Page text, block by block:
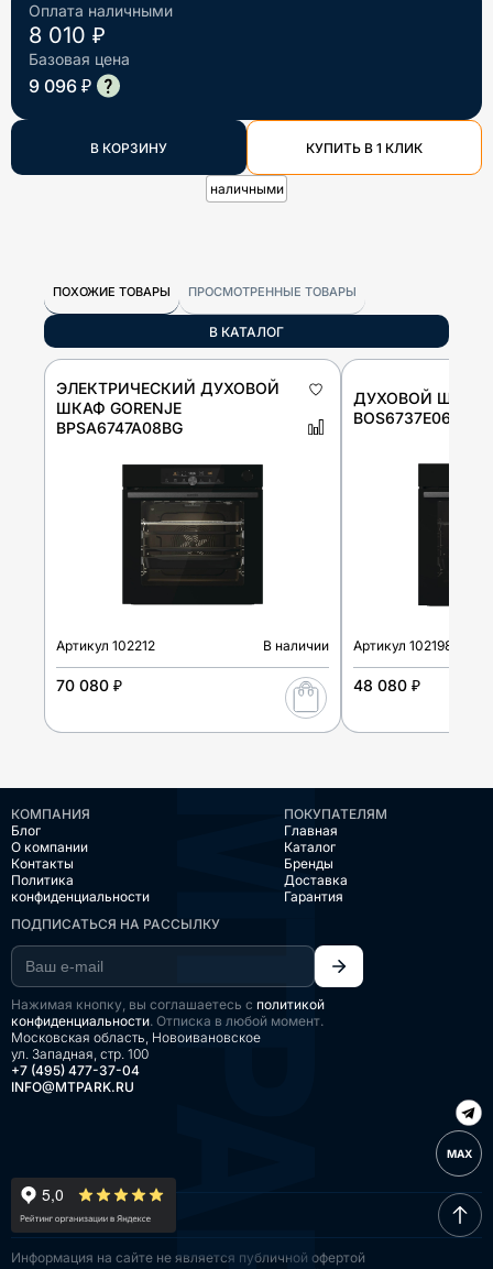
Оплата наличными
8 010 ₽
Базовая цена
9 096 ₽
В КОРЗИНУ КУПИТЬ В 1 КЛИК
наличными
ПОХОЖИЕ ТОВАРЫ ПРОСМОТРЕННЫЕ ТОВАРЫ
В КАТАЛОГ
ЭЛЕКТРИЧЕСКИЙ ДУХОВОЙ
ШКАФ GORENJE
BPSA6747A08BG
Артикул 102212 В наличии
70 080 ₽
ДУХОВОЙ ШКАФ
BOS6737E06FBG
Артикул 102198
48 080 ₽
КОМПАНИЯ
Блог
О компании
Контакты
Политика
конфиденциальности
ПОКУПАТЕЛЯМ
Главная
Каталог
Бренды
Доставка
Гарантия
ПОДПИСАТЬСЯ НА РАССЫЛКУ
Нажимая кнопку, вы соглашаетесь с политикой
конфиденциальности. Отписка в любой момент.
Московская область, Новоивановское
ул. Западная, стр. 100
+7 (495) 477-37-04
INFO@MTPARK.RU
MAX
Информация на сайте не является публичной офертой